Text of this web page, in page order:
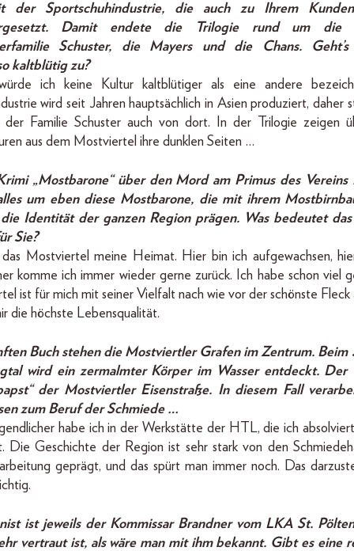
der Sportschuhindustrie, die auch zu Ihrem
Damit endete die Trilogie rund um die
Schuster, die Mayers und die Chans.
kaltblütig zu?
ich keine Kultur kaltblütiger als eine andere
wird seit Jahren hauptsächlich in Asien produziert, daher
der Familie Schuster auch von dort. In der Trilogie zeigen
aus dem Mostviertel ihre dunklen Seiten …
„Mostbarone“ über den Mord am Primus des Vereins
um eben diese Mostbarone, die mit ihrem
Identität der ganzen Region prägen. Was bedeutet
Sie?
Mostviertel meine Heimat. Hier bin ich aufgewachsen,
komme ich immer wieder gerne zurück. Ich habe schon viel
ist für mich mit seiner Vielfalt nach wie vor der schönste
die höchste Lebensqualität.
Buch stehen die Mostviertler Grafen im Zentrum. Beim
wird ein zermalmter Körper im Wasser entdeckt. Der
der Mostviertler Eisenstraße. In diesem Fall
zum Beruf der Schmiede …
habe ich in der Werkstätte der HTL, die ich
Die Geschichte der Region ist sehr stark von den
geprägt, und das spürt man immer noch. Das
ist jeweils der Kommissar Brandner vom LKA St.
vertraut ist, als wäre man mit ihm bekannt. Gibt es eine